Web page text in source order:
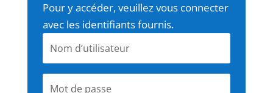
Pour y accéder, veuillez vous connecter
avec les identifiants fournis.